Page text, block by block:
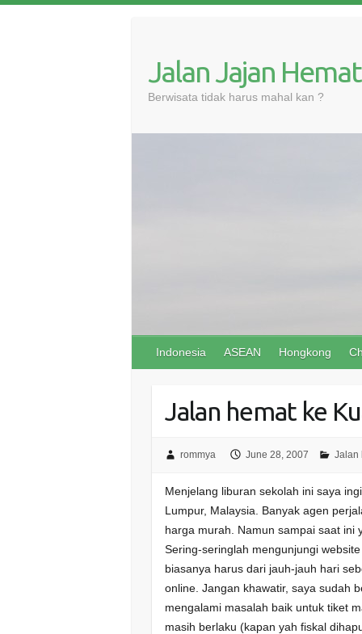
Jalan Jajan Hemat
Berwisata tidak harus mahal kan ?
Indonesia ASEAN Hongkong
Jalan hemat ke
rommya June 28, 2007 Jalan
Menjelang liburan sekolah ini saya
Lumpur, Malaysia. Banyak agen
harga murah. Namun sampai saat ini
Sering-seringlah mengunjungi
biasanya harus dari jauh-jauh hari
online. Jangan khawatir, saya sudah
mengalami masalah baik untuk tiket
masih berlaku (kapan yah fiskal